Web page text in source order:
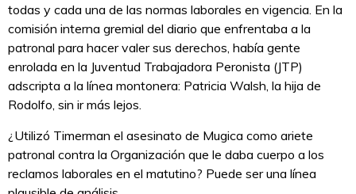
todas y cada una de las normas laborales en vigencia. En la
comisión interna gremial del diario que enfrentaba a la
patronal para hacer valer sus derechos, había gente
enrolada en la Juventud Trabajadora Peronista (JTP)
adscripta a la línea montonera: Patricia Walsh, la hija de
Rodolfo, sin ir más lejos.
¿Utilizó Timerman el asesinato de Mugica como ariete
patronal contra la Organización que le daba cuerpo a los
reclamos laborales en el matutino? Puede ser una línea